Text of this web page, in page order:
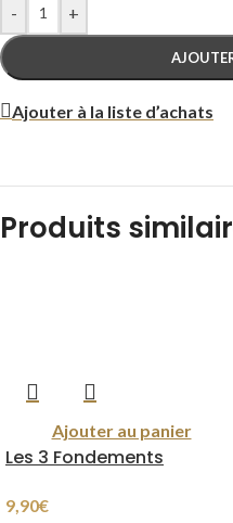
- +
Ajouter à la liste d’achats
Produits
Ajouter au panier
Les 3 Fondements
9,90€